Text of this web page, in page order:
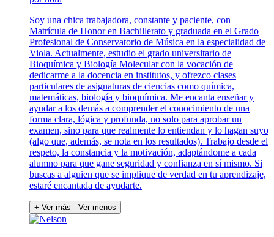
Soy una chica trabajadora, constante y paciente, con
Matrícula de Honor en Bachillerato y graduada en el Grado
Profesional de Conservatorio de Música en la especialidad de
Viola. Actualmente, estudio el grado universitario de
Bioquímica y Biología Molecular con la vocación de
dedicarme a la docencia en institutos, y ofrezco clases
particulares de asignaturas de ciencias como química,
matemáticas, biología y bioquímica. Me encanta enseñar y
ayudar a los demás a comprender el conocimiento de una
forma clara, lógica y profunda, no solo para aprobar un
examen, sino para que realmente lo entiendan y lo hagan suyo
(algo que, además, se nota en los resultados). Trabajo desde el
respeto, la constancia y la motivación, adaptándome a cada
alumno para que gane seguridad y confianza en sí mismo. Si
buscas a alguien que se implique de verdad en tu aprendizaje,
estaré encantada de ayudarte.
+ Ver más - Ver menos